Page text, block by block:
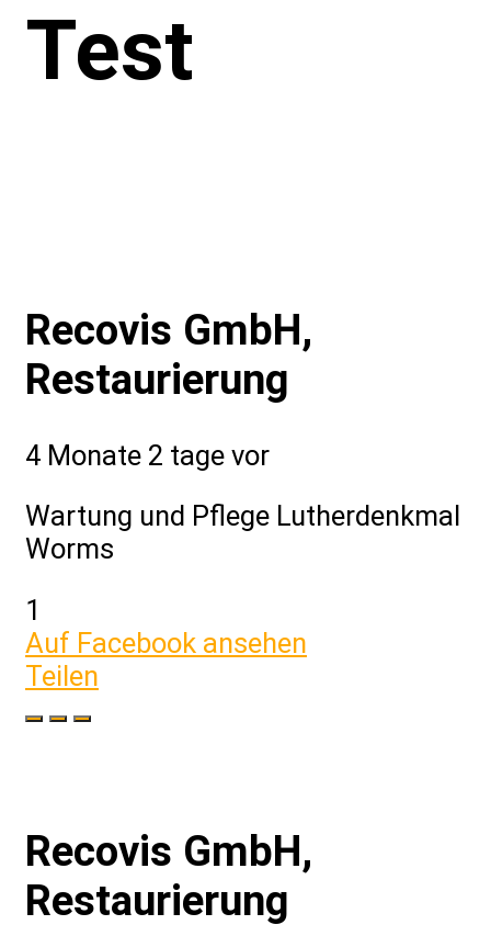
Test
Recovis GmbH,
Restaurierung
4 Monate 2 tage vor
Wartung und Pflege Lutherdenkmal
Worms
1
Auf Facebook ansehen
Teilen
Recovis GmbH,
Restaurierung